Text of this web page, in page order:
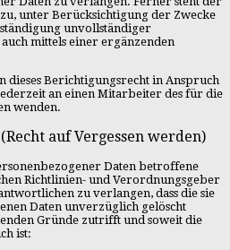
unter Berücksichtigung der Zwecke
unvollständiger
mittels einer ergänzenden
dieses Berichtigungsrecht in Anspruch
an einen Mitarbeiter des für die
wenden.
auf Vergessen werden)
Daten betroffene
Richtlinien- und Verordnungsgeber
zu verlangen, dass die sie
Daten unverzüglich gelöscht
Gründe zutrifft und soweit die
ist: